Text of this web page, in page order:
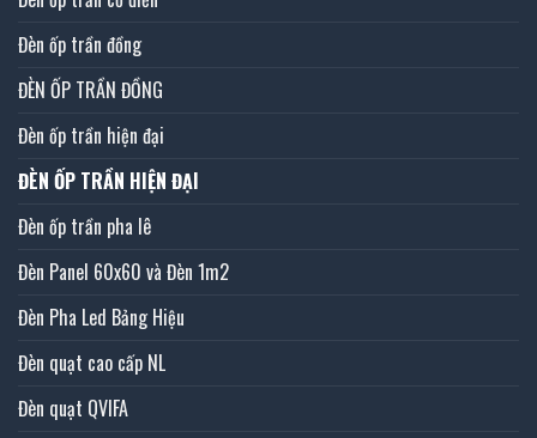
Đèn ốp trần đồng
ĐÈN ỐP TRẦN ĐỒNG
Đèn ốp trần hiện đại
ĐÈN ỐP TRẦN HIỆN ĐẠI
Đèn ốp trần pha lê
Đèn Panel 60x60 và Đèn 1m2
Đèn Pha Led Bảng Hiệu
Đèn quạt cao cấp NL
Đèn quạt QVIFA